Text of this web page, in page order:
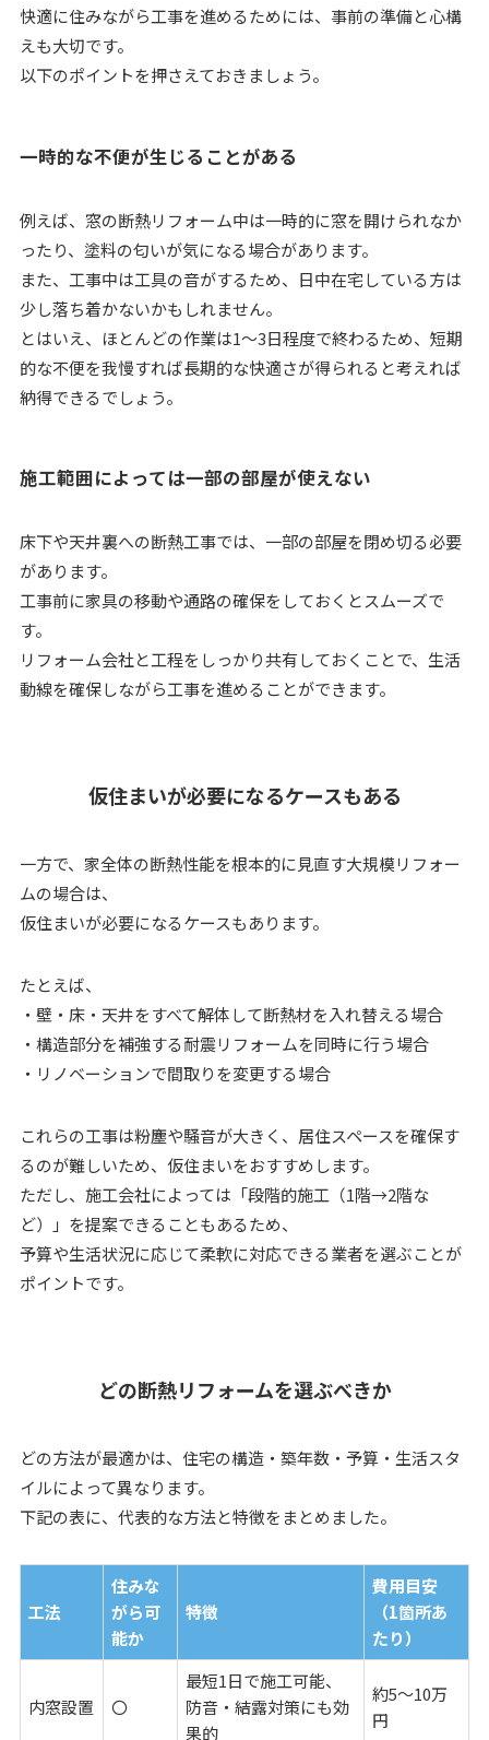
快適に住みながら工事を進めるためには、事前の準備と心構
えも大切です。
以下のポイントを押さえておきましょう。
一時的な不便が生じることがある
例えば、窓の断熱リフォーム中は一時的に窓を開けられなか
ったり、塗料の匂いが気になる場合があります。
また、工事中は工具の音がするため、日中在宅している方は
少し落ち着かないかもしれません。
とはいえ、ほとんどの作業は1～3日程度で終わるため、短期
的な不便を我慢すれば長期的な快適さが得られると考えれば
納得できるでしょう。
施工範囲によっては一部の部屋が使えない
床下や天井裏への断熱工事では、一部の部屋を閉め切る必要
があります。
工事前に家具の移動や通路の確保をしておくとスムーズで
す。
リフォーム会社と工程をしっかり共有しておくことで、生活
動線を確保しながら工事を進めることができます。
仮住まいが必要になるケースもある
一方で、家全体の断熱性能を根本的に見直す大規模リフォー
ムの場合は、
仮住まいが必要になるケースもあります。
たとえば、
・壁・床・天井をすべて解体して断熱材を入れ替える場合
・構造部分を補強する耐震リフォームを同時に行う場合
・リノベーションで間取りを変更する場合
これらの工事は粉塵や騒音が大きく、居住スペースを確保す
るのが難しいため、仮住まいをおすすめします。
ただし、施工会社によっては「段階的施工（1階→2階な
ど）」を提案できることもあるため、
予算や生活状況に応じて柔軟に対応できる業者を選ぶことが
ポイントです。
どの断熱リフォームを選ぶべきか
どの方法が最適かは、住宅の構造・築年数・予算・生活スタ
イルによって異なります。
下記の表に、代表的な方法と特徴をまとめました。
工法
住みな
がら可
能か
特徴
費用目安
（1箇所あ
たり）
内窓設置 〇
最短1日で施工可能、
防音・結露対策にも効
果的
約5～10万
円